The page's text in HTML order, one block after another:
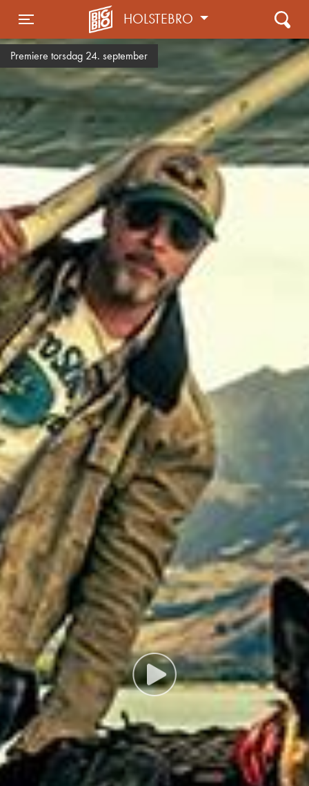
Toggle navigation
HOLSTEBRO
Premiere torsdag 24. september